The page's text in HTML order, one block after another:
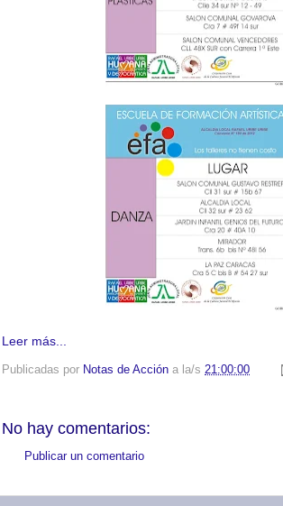
Leer más...
Publicadas por Notas de Acción a la/s 21:00:00
No hay comentarios:
Publicar un comentario